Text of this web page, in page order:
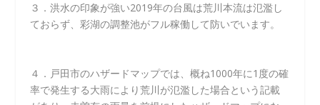
３．洪水の印象が強い2019年の台風は荒川本流は氾濫し
ておらず、彩湖の調整池がフル稼働して防いでいます。
４．戸田市のハザードマップでは、概ね1000年に1度の確
率で発生する大雨により荒川が氾濫した場合という記載